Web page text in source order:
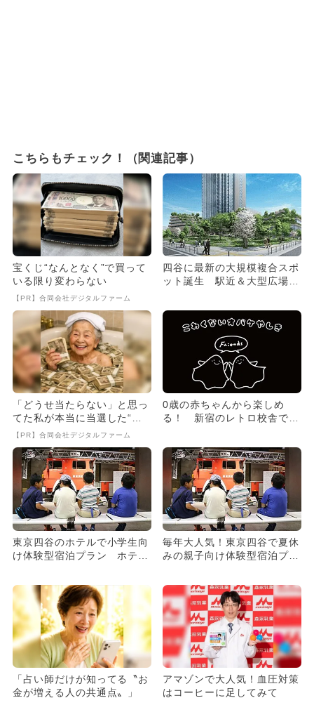
こちらもチェック！（関連記事）
宝くじ“なんとなく”で買って
いる限り変わらない
【PR】合同会社デジタルファーム
四谷に最新の大規模複合スポ
ット誕生 駅近＆大型広場＆
「どうせ当たらない」と思っ
てた私が本当に当選した“買
い方”がこれ
【PR】合同会社デジタルファーム
0歳の赤ちゃんから楽しめ
る！ 新宿のレトロ校舎で
き」開催
東京四谷のホテルで小学生向
け体験型宿泊プラン ホテル
毎年大人気！東京四谷で夏休
みの親子向け体験型宿泊プラ
「占い師だけが知ってる〝お
金が増える人の共通点〟」
アマゾンで大人気！血圧対策
はコーヒーに足してみて